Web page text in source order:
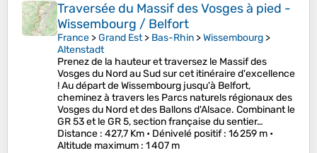
Traversée du Massif des Vosges à pied -
Wissembourg / Belfort
France >Grand Est> Bas-Rhin >Wissembourg >
Altenstadt
Prenez de la hauteur et traversez le Massif des
Vosges du Nord au Sud sur cet itinéraire d'excellence
! Au départ de Wissembourg jusqu'à Belfort,
cheminez à travers les Parcs naturels régionaux des
Vosges du Nord et des Ballons d'Alsace. Combinant le
GR 53 et le GR 5, section française du sentier…
Distance : 427,7 Km • Dénivelé positif: 16 259 m •
Altitude maximum : 1 407 m